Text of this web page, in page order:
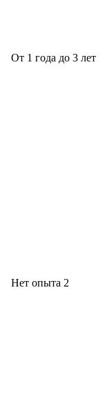
От 1 года до 3 лет
Нет опыта 2